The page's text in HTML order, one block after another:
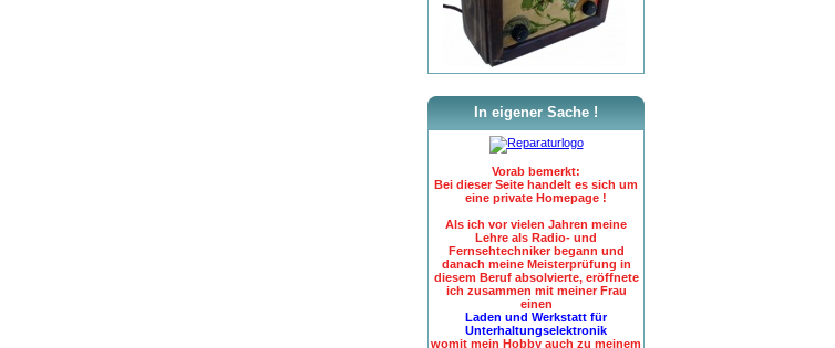
In eigener Sache !
Vorab bemerkt:
Bei dieser Seite handelt es sich um
eine private Homepage !
Als ich vor vielen Jahren meine
Lehre als Radio- und
Fernsehtechniker begann und
danach meine Meisterprüfung in
diesem Beruf absolvierte, eröffnete
ich zusammen mit meiner Frau
einen
Laden und Werkstatt für
Unterhaltungselektronik
womit mein Hobby auch zu meinem